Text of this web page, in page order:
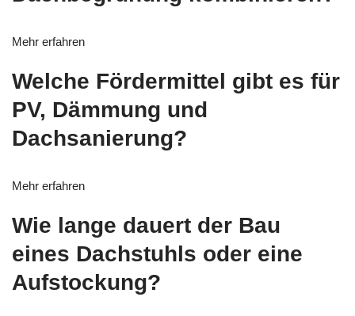
Mehr erfahren
Welche Fördermittel gibt es für
PV, Dämmung und
Dachsanierung?
Mehr erfahren
Wie lange dauert der Bau
eines Dachstuhls oder eine
Aufstockung?